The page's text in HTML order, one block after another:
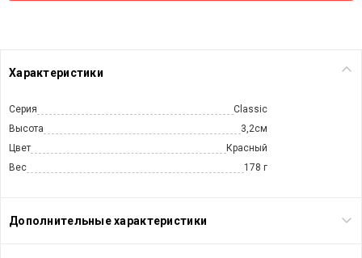
Характеристики
Серия
Classic
Высота
3,2см
Цвет
Красный
Вес
178 г
Дополнительные характеристики